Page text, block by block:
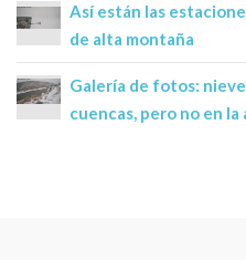
Así están las
de alta montaña
Galería de fotos:
cuencas, pero no en